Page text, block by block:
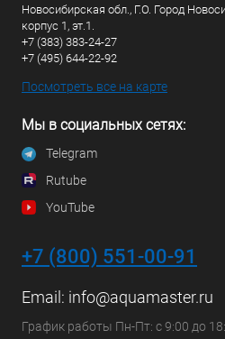
Новосибирская обл., Г.О. Город
корпус 1, эт.1.
+7 (383) 383-24-27
+7 (495) 644-22-92
Посмотреть все на карте
Мы в социальных сетях:
Telegram
Rutube
YouTube
+7 (800) 551-00-91
Email: info@aquamaster.ru
График работы Пн-Пт: с 9:00 до